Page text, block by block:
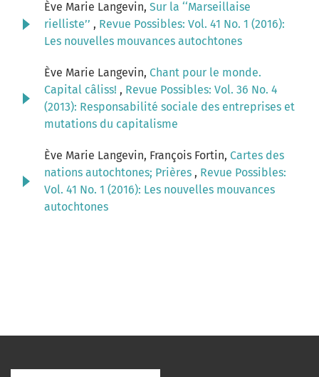
Ève Marie Langevin, Sur la ‘‘Marseillaise
rielliste’’ , Revue Possibles: Vol. 41 No. 1 (2016):
Les nouvelles mouvances autochtones
Ève Marie Langevin, Chant pour le monde.
Capital câliss! , Revue Possibles: Vol. 36 No. 4
(2013): Responsabilité sociale des entreprises et
mutations du capitalisme
Ève Marie Langevin, François Fortin, Cartes des
nations autochtones; Prières , Revue Possibles:
Vol. 41 No. 1 (2016): Les nouvelles mouvances
autochtones